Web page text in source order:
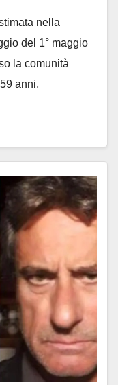
nella
del 1° maggio
la comunità
anni,